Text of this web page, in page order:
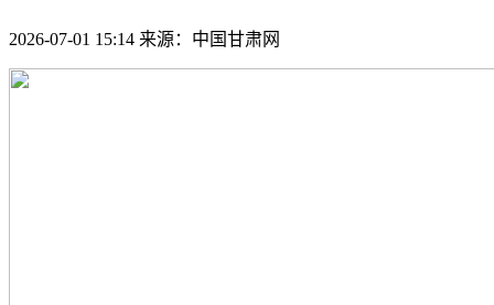
2026-07-01 15:14 来源：中国甘肃网